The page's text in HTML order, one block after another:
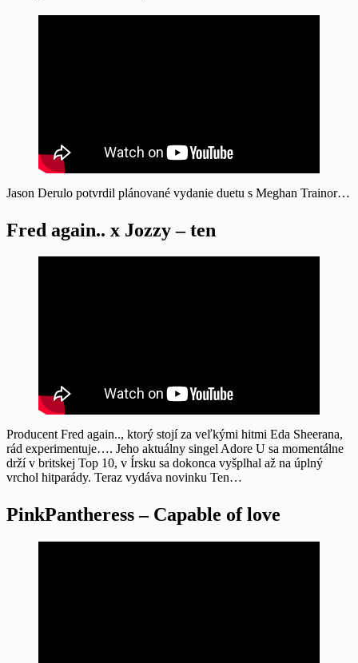
Jason Derulo potvrdil plánované vydanie duetu s Meghan Trainor…
Fred again.. x Jozzy – ten
Producent Fred again.., ktorý stojí za veľkými hitmi Eda Sheerana,
rád experimentuje…. Jeho aktuálny singel Adore U sa momentálne
drží v britskej Top 10, v Írsku sa dokonca vyšplhal až na úplný
vrchol hitparády. Teraz vydáva novinku Ten…
PinkPantheress – Capable of love